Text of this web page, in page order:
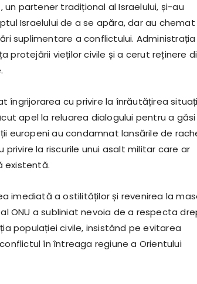
partener tradițional al Israelului, și-au
Israelului de a se apăra, dar au chemat
suplimentare a conflictului. Administrația
protejării vieților civile și a cerut reținere
îngrijorarea cu privire la înrăutățirea
apel la reluarea dialogului pentru a
europeni au condamnat lansările de
privire la riscurile unui asalt militar care ar
existentă.
imediată a ostilităților și revenirea la
ONU a subliniat nevoia de a respecta
populației civile, insistând pe evitarea
în întreaga regiune a Orientului